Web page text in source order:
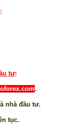
:
tư:
.
nhà đầu tư.
tục.